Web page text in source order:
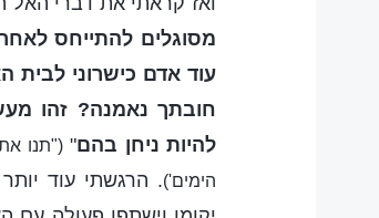
מסוגלים להתייחס
עוד אדם כישרוני
חובתך נאמנה? זהו
להיות ניחן בהם"("תנו
הימים'). הרגשתי עוד